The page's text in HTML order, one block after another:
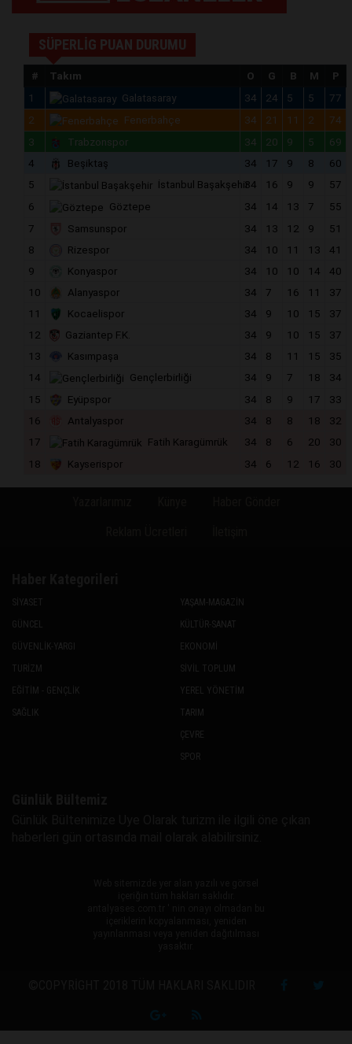
SÜPERLİG PUAN DURUMU
# Takım O G B M
P
1
Galatasaray 34 24 5 5
77
2
Fenerbahçe 34 21 11 2
74
3
Trabzonspor 34 20 9 5
69
4
Beşiktaş 34 17 9 8
60
5
İstanbul Başakşehir34 16 9 9
57
6
Göztepe 34 14 13 7
55
7
Samsunspor 34 13 12 9
51
8
Rizespor 34 10 11 13
41
9
Konyaspor 34 10 10 14
40
10
Alanyaspor 34 7 16 11
37
11
Kocaelispor 34 9 10 15
37
12
Gaziantep F.K. 34 9 10 15
37
13
Kasımpaşa 34 8 11 15
35
14
Gençlerbirliği 34 9 7 18
34
15
Eyüpspor 34 8 9 17
33
16
Antalyaspor 34 8 8 18
32
17
Fatih Karagümrük 34 8 6 20
30
18
Kayserispor 34 6 12 16 30
SİYASET
GÜNCEL
GÜVENLİK-YARGI
TURİZM
EĞİTİM - GENÇLİK
SAĞLIK
YAŞAM-MAGAZİN
KÜLTÜR-SANAT
EKONOMİ
SİVİL TOPLUM
YEREL YÖNETİM
TARIM
ÇEVRE
SPOR